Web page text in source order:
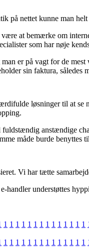
på nettet kunne man
at bemærke om
som har nøje
er på vagt for de
sin faktura,
løsninger til at se
anstændige
måde burde
Vi har tætte
handler understøttes
1 1 1 1 1 1 1 1 1 1 1 1 1 1
1 1 1 1 1 1 1 1 1 1 1 1 1 1